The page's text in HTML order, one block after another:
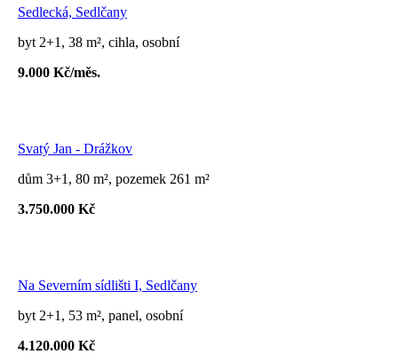
Sedlecká, Sedlčany
byt 2+1, 38 m², cihla, osobní
9.000 Kč/měs.
Svatý Jan - Drážkov
dům 3+1, 80 m², pozemek 261 m²
3.750.000 Kč
Na Severním sídlišti I, Sedlčany
byt 2+1, 53 m², panel, osobní
4.120.000 Kč